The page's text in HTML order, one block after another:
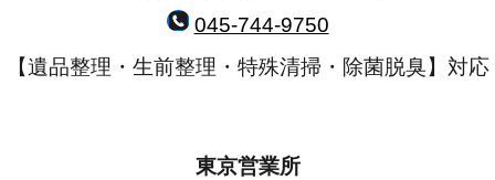
045-744-9750
【遺品整理・生前整理・特殊清掃・除菌脱臭】対応
東京営業所